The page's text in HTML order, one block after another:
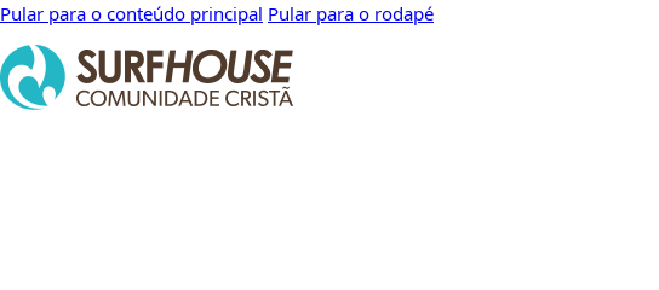
Pular para o conteúdo principal Pular para o rodapé